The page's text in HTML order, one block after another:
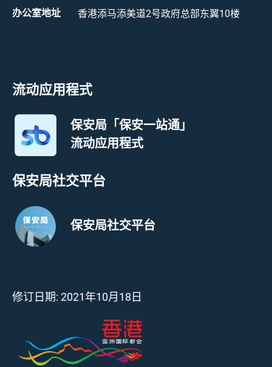
办公室地址 香港添马添美道2号政府总部东翼10楼
流动应用程式
保安局「保安一站通」
流动应用程式
保安局社交平台
保安局社交平台
修订日期: 2021年10月18日